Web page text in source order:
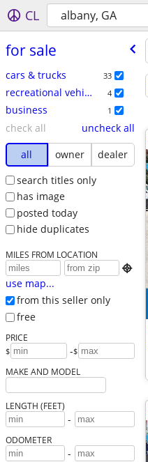
CL albany, GA
for sale
cars & trucks 33
recreational vehicles 4
business 1
check all
uncheck all
all
owner
dealer
search titles only
has image
posted today
hide duplicates
MILES FROM LOCATION

use map...
from this seller only
free
PRICE
$ -$
MAKE AND MODEL
LENGTH (FEET)
-
ODOMETER
-